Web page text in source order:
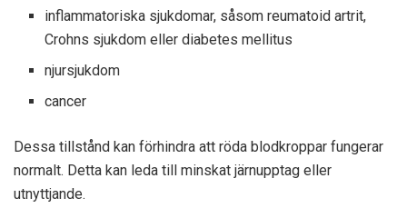
inflammatoriska sjukdomar, såsom reumatoid artrit,
Crohns sjukdom eller diabetes mellitus
njursjukdom
cancer
Dessa tillstånd kan förhindra att röda blodkroppar fungerar
normalt. Detta kan leda till minskat järnupptag eller
utnyttjande.